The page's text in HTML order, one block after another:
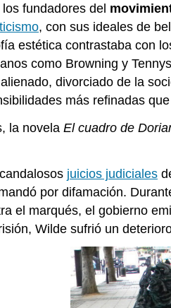
fundadores del
, con sus ideales de
estética contrastaba con
como Browning y
divorciado de la
más refinadas
la novela El cuadro de
juicios judiciales
por difamación.
el marqués, el gobierno
Wilde sufrió un